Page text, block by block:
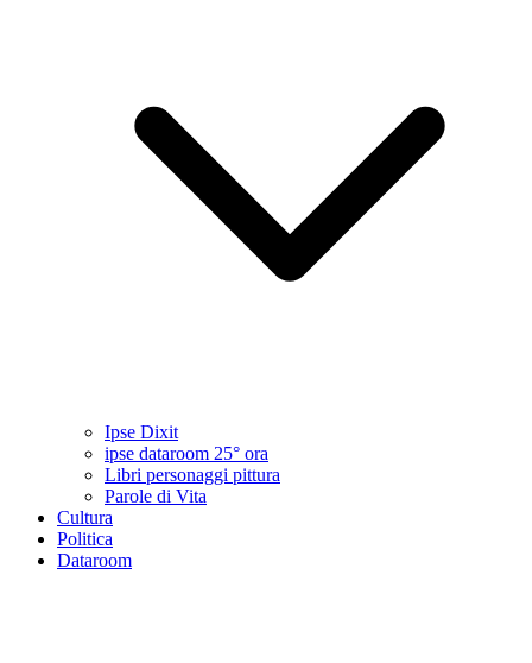
Ipse Dixit
ipse dataroom 25° ora
Libri personaggi pittura
Parole di Vita
Cultura
Politica
Dataroom